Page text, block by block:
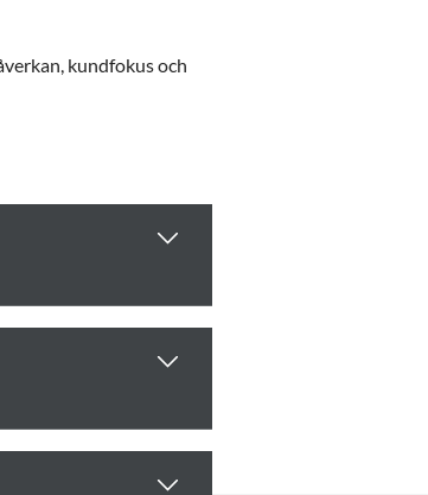
kundfokus och